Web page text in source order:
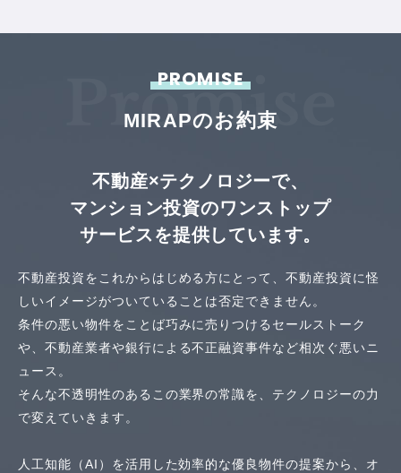
PROMISE
MIRAPのお約束
不動産×テクノロジーで、
マンション投資のワンストップ
サービスを提供しています。
不動産投資をこれからはじめる方にとって、不動産投資に怪
しいイメージがついていることは否定できません。
条件の悪い物件をことば巧みに売りつけるセールストーク
や、 不動産業者や銀行による不正融資事件など相次ぐ悪いニ
ュース。
そんな不透明性のあるこの業界の常識を、テクノロジーの力
で変えていきます。
人工知能（AI）を活用した効率的な優良物件の提案から、 オ